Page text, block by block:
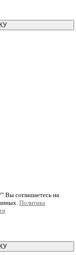
соглашаетесь на
Политика